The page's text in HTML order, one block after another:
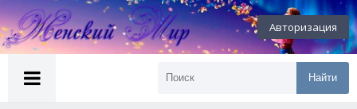
Авторизация
Найти